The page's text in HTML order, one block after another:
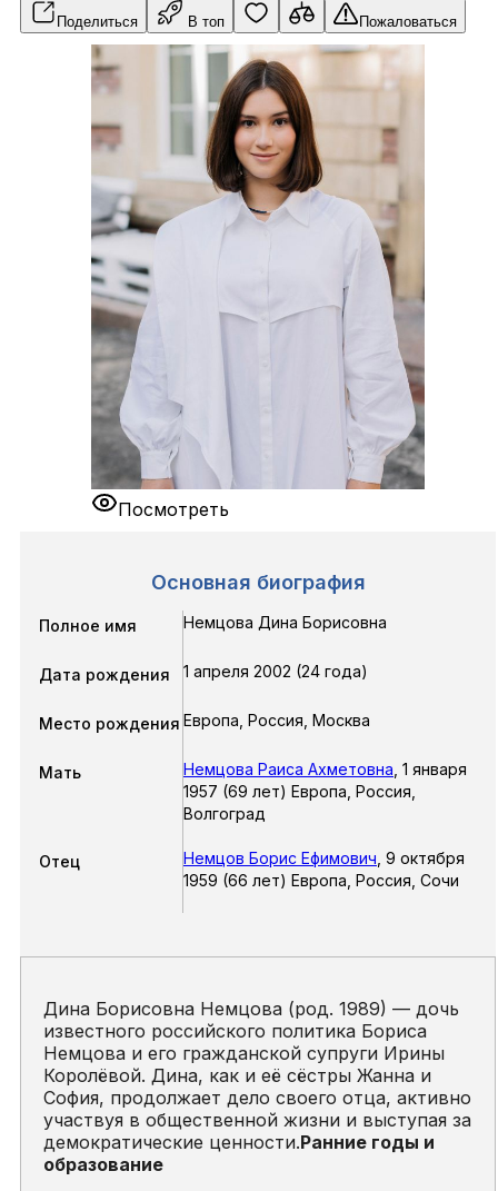
Поделиться В топ Пожаловаться
Посмотреть
Основная биография
Полное имя Немцова Дина Борисовна
Дата рождения 1 апреля 2002 (24 года)
Место рождения Европа, Россия, Москва
Мать Немцова Раиса Ахметовна 1 января
1957 (69 лет) Европа, Россия,
Волгоград
Отец Немцов Борис Ефимович 9 октября
1959 (66 лет) Европа, Россия, Сочи
Дина Борисовна Немцова (род. 1989) — дочь
известного российского политика Бориса
Немцова и его гражданской супруги Ирины
Королёвой. Дина, как и её сёстры Жанна и
София, продолжает дело своего отца, активно
участвуя в общественной жизни и выступая за
демократические ценности.Ранние годы и
образование